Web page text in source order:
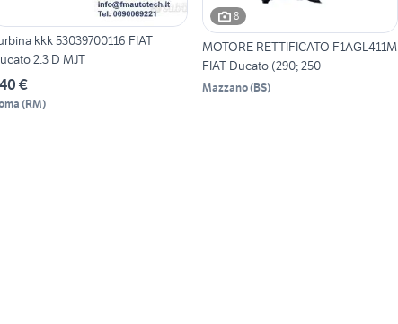
kkk 53039700116 FIAT
2.3 D MJT
€
(RM)
8
MOTORE RETTIFICATO F1AGL411M
FIAT Ducato (290; 250
Mazzano(BS)